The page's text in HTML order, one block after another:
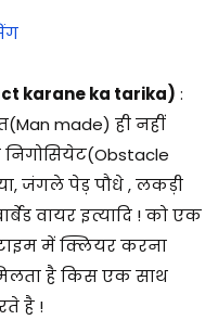
karane ka tarika) :
made) ही नहीं
जंगले पेड़ पौधे , लकड़ी
वायर इत्यादि ! को एक
में क्लियर करना
है किस एक साथ
है !